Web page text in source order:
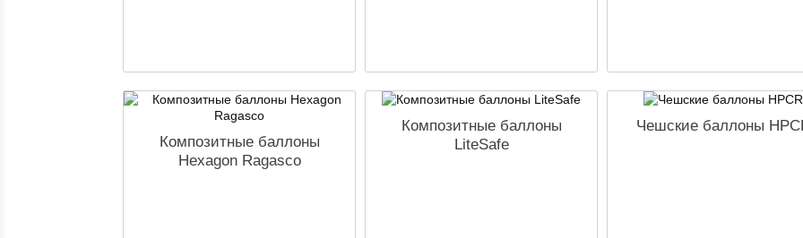
Композитные баллоны
Hexagon Ragasco
Композитные баллоны
LiteSafe
Чешские баллоны